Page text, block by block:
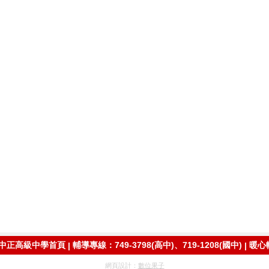
正高級中學首頁 | 輔導專線：749-3798(高中)、719-1208(國中) | 暖心
網頁設計： 數位果子